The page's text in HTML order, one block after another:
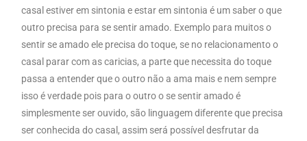
casal estiver em sintonia e estar em sintonia é um saber o que
outro precisa para se sentir amado. Exemplo para muitos o
sentir se amado ele precisa do toque, se no relacionamento o
casal parar com as caricias, a parte que necessita do toque
passa a entender que o outro não a ama mais e nem sempre
isso é verdade pois para o outro o se sentir amado é
simplesmente ser ouvido, são linguagem diferente que precisa
ser conhecida do casal, assim será possível desfrutar da